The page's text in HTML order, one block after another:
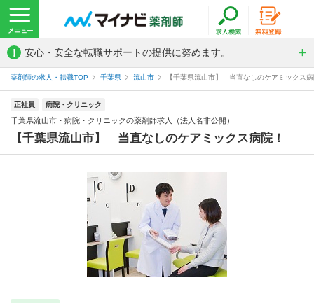
! 安心・安全な転職サポートの提供に努めます。
薬剤師の求人・転職TOP 千葉県 流山市 【千葉県流山市】 当直なしのケアミックス
正社員 病院・クリニック
千葉県流山市・病院・クリニックの薬剤師求人（法人名非公開）
【千葉県流山市】 当直なしのケアミックス病院！